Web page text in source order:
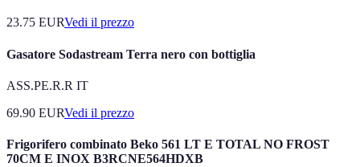
23.75 EURVedi il prezzo
Gasatore Sodastream Terra nero con bottiglia
ASS.PE.R.R IT
69.90 EURVedi il prezzo
Frigorifero combinato Beko 561 LT E TOTAL NO FROST
70CM E INOX B3RCNE564HDXB